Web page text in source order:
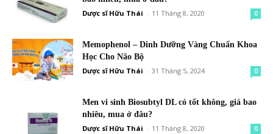
Dược sĩ Hữu Thái - 11 Tháng 8, 2020 0
Memophenol – Dinh Dưỡng Vàng Chuẩn Khoa
Học Cho Não Bộ
Dược sĩ Hữu Thái - 31 Tháng 5, 2024 0
Men vi sinh Biosubtyl DL có tốt không, giá bao
nhiêu, mua ở đâu?
Dược sĩ Hữu Thái - 11 Tháng 8, 2020 0